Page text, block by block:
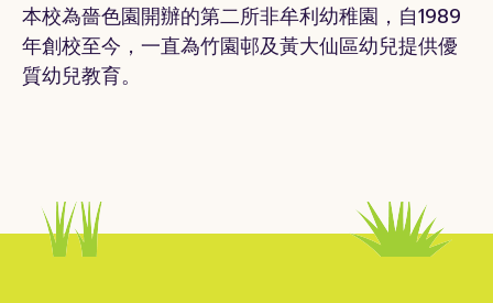
本校為嗇色園開辦的第二所非牟利幼稚園，自1989
年創校至今，一直為竹園邨及黃大仙區幼兒提供優
質幼兒教育。